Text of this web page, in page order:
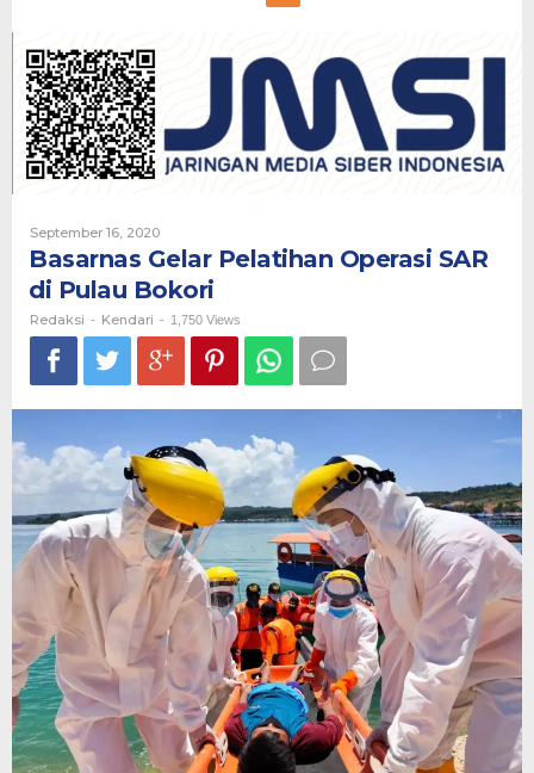
SAR
di
Pulau
Bokori
September 16, 2020Oleh
Redaksi
Basarnas Gelar Pelatihan Operasi SAR
di Pulau Bokori
Redaksi - Kendari - 1,750 Views